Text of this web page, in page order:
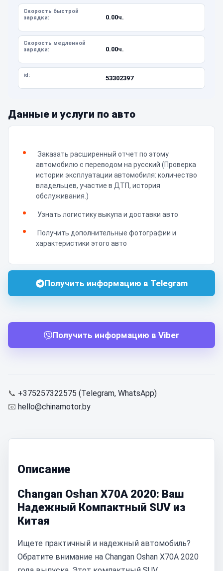
Скорость быстрой
зарядки:
0.00ч.
Скорость медленной
зарядки:
0.00ч.
id: 53302397
Данные и услуги по авто
Заказать расширенный отчет по этому
автомобилю с переводом на русский (Проверка
истории эксплуатации автомобиля: количество
владельцев, участие в ДТП, история
обслуживания.)
Узнать логистику выкупа и доставки авто
Получить дополнительные фотографии и
характеристики этого авто
Получить информацию в Telegram
Получить информацию в Viber
📞 +375257322575 (Telegram, WhatsApp)
📧 hello@chinamotor.by
Описание
Changan Oshan X70A 2020: Ваш
Надежный Компактный SUV из
Китая
Ищете практичный и надежный автомобиль?
Обратите внимание на Changan Oshan X70A 2020